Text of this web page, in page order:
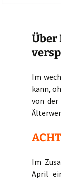
Über
Im
kann,
von der
Im
April